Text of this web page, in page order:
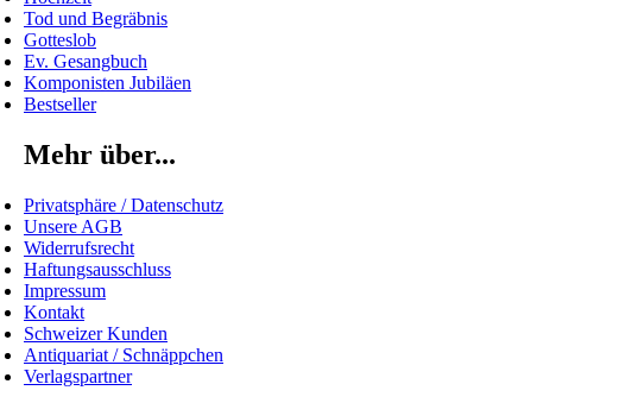
Tod und Begräbnis
Gotteslob
Ev. Gesangbuch
Komponisten Jubiläen
Bestseller
Mehr über...
Privatsphäre / Datenschutz
Unsere AGB
Widerrufsrecht
Haftungsausschluss
Impressum
Kontakt
Schweizer Kunden
Antiquariat / Schnäppchen
Verlagspartner